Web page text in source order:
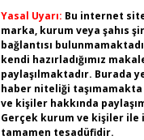
Yasal Uyarı: Bu internet
marka, kurum veya şahıs
bağlantısı
kendi hazırladığımız
paylaşılmaktadır. Burada
haber niteliği
ve kişiler hakkında
Gerçek kurum ve kişiler
tamamen tesadüfidir.